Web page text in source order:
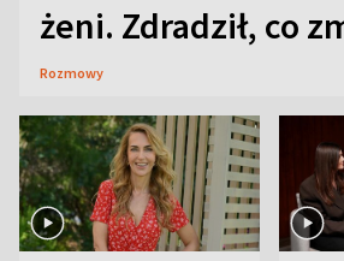
żeni. Zdradził, co
Rozmowy